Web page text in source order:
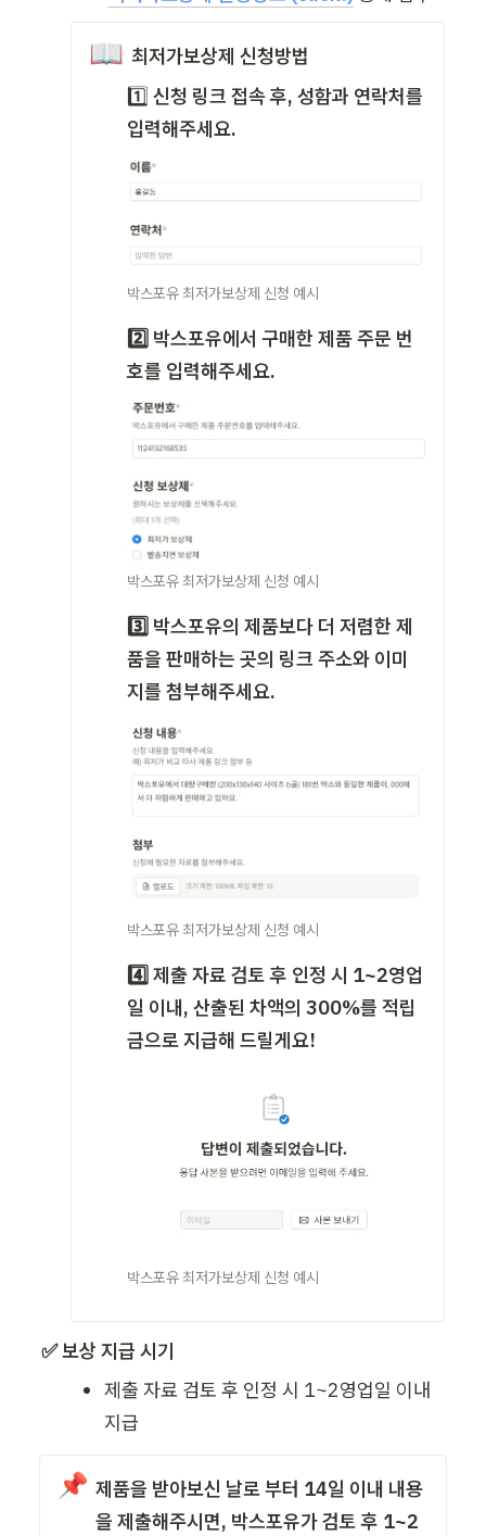
📖 최저가보상제 신청방법
1️⃣ 신청 링크 접속 후, 성함과 연락처를
입력해주세요.
박스포유 최저가보상제 신청 예시
2️⃣ 박스포유에서 구매한 제품 주문 번
호를 입력해주세요.
박스포유 최저가보상제 신청 예시
3️⃣ 박스포유의 제품보다 더 저렴한 제
품을 판매하는 곳의 링크 주소와 이미
지를 첨부해주세요.
박스포유 최저가보상제 신청 예시
4️⃣ 제출 자료 검토 후 인정 시 1~2영업
일 이내, 산출된 차액의 300%를 적립
금으로 지급해 드릴게요!
박스포유 최저가보상제 신청 예시
✅ 보상 지급 시기
제출 자료 검토 후 인정 시 1~2영업일 이내
지급
📌 제품을 받아보신 날로 부터 14일 이내 내용
을 제출해주시면, 박스포유가 검토 후 1~2